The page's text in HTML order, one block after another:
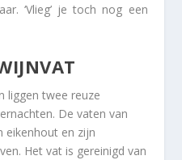
‘Vlieg’ je toch nog een
liggen twee reuze
De vaten van
eikenhout en zijn
Het vat is gereinigd van